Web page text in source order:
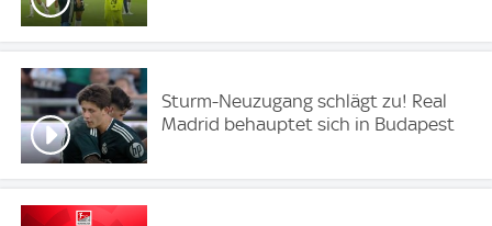
Sturm-Neuzugang schlägt zu! Real
Madrid behauptet sich in Budapest